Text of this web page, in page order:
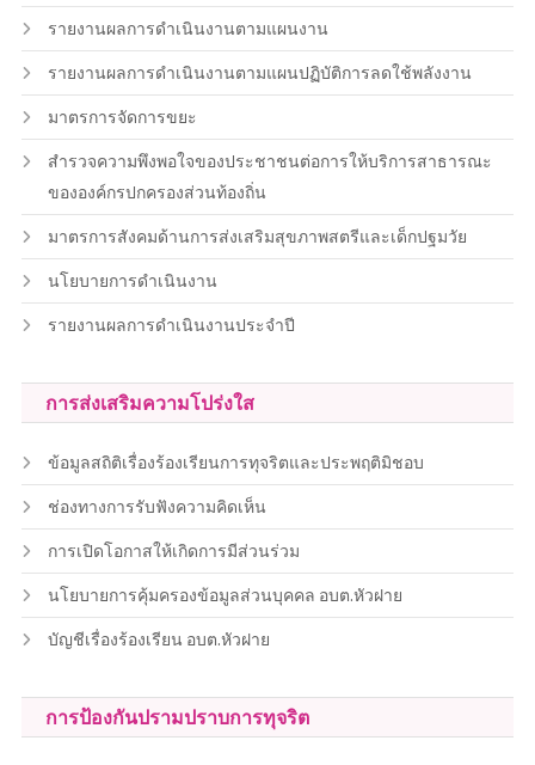
รายงานผลการดำเนินงานตามแผนงาน
รายงานผลการดำเนินงานตามแผนปฏิบัติการลดใช้พลังงาน
มาตรการจัดการขยะ
สำรวจความพึงพอใจของประชาชนต่อการให้บริการสาธารณะ
ขององค์กรปกครองส่วนท้องถิ่น
มาตรการสังคมด้านการส่งเสริมสุขภาพสตรีและเด็กปฐมวัย
นโยบายการดำเนินงาน
รายงานผลการดำเนินงานประจำปี
การส่งเสริมความโปร่งใส
ข้อมูลสถิติเรื่องร้องเรียนการทุจริตและประพฤติมิชอบ
ช่องทางการรับฟังความคิดเห็น
การเปิดโอกาสให้เกิดการมีส่วนร่วม
นโยบายการคุ้มครองข้อมูลส่วนบุคคล อบต.หัวฝาย
บัญชีเรื่องร้องเรียน อบต.หัวฝาย
การป้องกันปรามปราบการทุจริต